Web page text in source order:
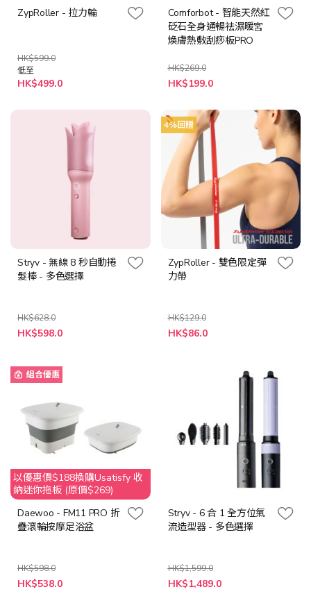
ZypRoller - 拉力輪
HK$599.0
低至
HK$499.0
Comforbot - 智能天然紅
砭石全身通暢祛濕暖宮
煥膚熱敷刮痧板PRO
HK$269.0
特
殊
HK$199.0
Stryv - 無線 8 秒自動捲
髮棒 - 多色選擇
HK$628.0
HK$598.0
4%回贈
ZypRoller - 雙色限定彈
力帶
HK$129.0
特
殊
HK$86.0
組合優惠
以優惠價$188換購Usatisfy 收
納迷你拖板 (原價$269)
Daewoo - FM11 PRO 折
疊滾輪按摩足浴盆
HK$598.0
特
殊
HK$538.0
Stryv - 6 合 1 全方位氣
流造型器 - 多色選擇
HK$1,599.0
HK$1,489.0